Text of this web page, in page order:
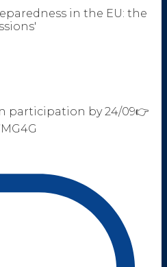
in the EU: the
participation by 24/09👉